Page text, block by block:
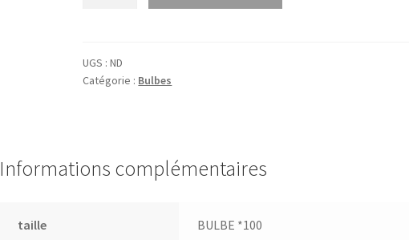
'Recurvus'
UGS :ND
Catégorie : Bulbes
Informations complémentaires
taille BULBE *100